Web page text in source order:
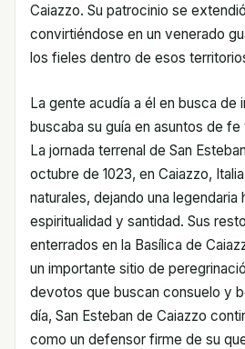
Caiazzo. Su patrocinio se
convirtiéndose en un venerado
los fieles dentro de esos
La gente acudía a él en busca de
buscaba su guía en asuntos de
La jornada terrenal de San
octubre de 1023, en Caiazzo,
naturales, dejando una legendaria
espiritualidad y santidad. Sus
enterrados en la Basílica de
un importante sitio de
devotos que buscan consuelo y
día, San Esteban de Caiazzo
como un defensor firme de su